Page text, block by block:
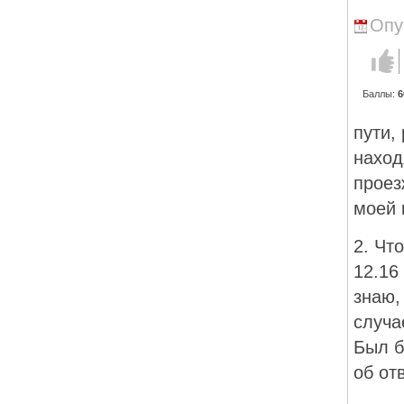
Голос
Баллы:
пути,
моей
2.
знаю,
Был
об